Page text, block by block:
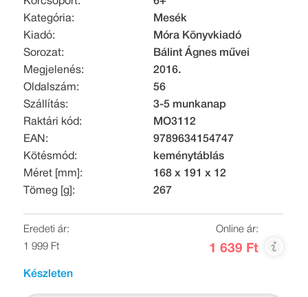
Kategória:
Mesék
Kiadó:
Móra Könyvkiadó
Sorozat:
Bálint Ágnes művei
Megjelenés:
2016.
Oldalszám:
56
Szállítás:
3-5 munkanap
Raktári kód:
MO3112
EAN:
9789634154747
Kötésmód:
keménytáblás
Méret [mm]:
168 x 191 x 12
Tömeg [g]:
267
Eredeti ár:
1 999 Ft
Online ár:
1 639 Ft
Készleten